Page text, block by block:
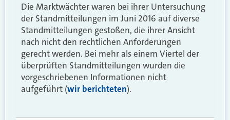
Die Marktwächter waren bei ihrer Untersuchung
der Standmitteilungen im Juni 2016 auf diverse
Standmitteilungen gestoßen, die ihrer Ansicht
nach nicht den rechtlichen Anforderungen
gerecht werden. Bei mehr als einem Viertel der
überprüften Standmitteilungen wurden die
vorgeschriebenen Informationen nicht
aufgeführt (wir berichteten).